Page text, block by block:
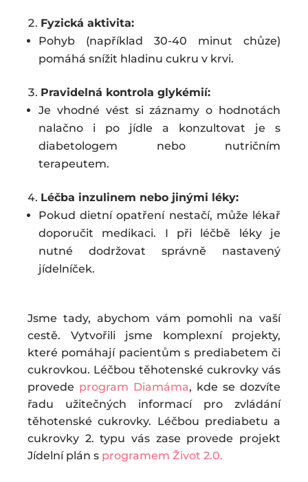
Fyzická aktivita:
Pohyb (například 30-40 minut chůze)
pomáhá snížit hladinu cukru v krvi.
Pravidelná kontrola glykémií:
Je vhodné vést si záznamy o hodnotách
nalačno i po jídle a konzultovat je s
diabetologem nebo nutričním
terapeutem.
Léčba inzulinem nebo jinými léky:
Pokud dietní opatření nestačí, může lékař
doporučit medikaci. I při léčbě léky je
nutné dodržovat správně nastavený
jídelníček.
Jsme tady, abychom vám pomohli na vaší
cestě. Vytvořili jsme komplexní projekty,
které pomáhají pacientům s prediabetem či
cukrovkou. Léčbou těhotenské cukrovky vás
provede program Diamáma, kde se dozvíte
řadu užitečných informací pro zvládání
těhotenské cukrovky. Léčbou prediabetu a
cukrovky 2. typu vás zase provede projekt
Jídelní plán s programem Život 2.0.